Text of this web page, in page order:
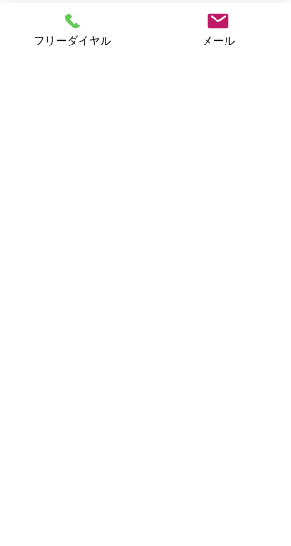
#美術品買取
フリーダイヤル メール